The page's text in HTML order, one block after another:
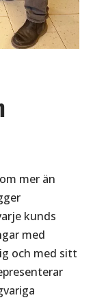
mer än
kunds
med
och med sitt